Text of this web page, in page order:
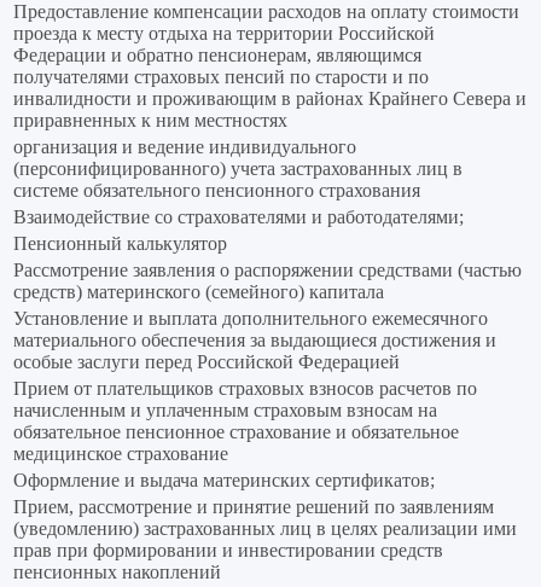
Предоставление компенсации расходов на оплату стоимости
проезда к месту отдыха на территории Российской
Федерации и обратно пенсионерам, являющимся
получателями страховых пенсий по старости и по
инвалидности и проживающим в районах Крайнего Севера и
приравненных к ним местностях
организация и ведение индивидуального
(персонифицированного) учета застрахованных лиц в
системе обязательного пенсионного страхования
Взаимодействие со страхователями и работодателями;
Пенсионный калькулятор
Рассмотрение заявления о распоряжении средствами (частью
средств) материнского (семейного) капитала
Установление и выплата дополнительного ежемесячного
материального обеспечения за выдающиеся достижения и
особые заслуги перед Российской Федерацией
Прием от плательщиков страховых взносов расчетов по
начисленным и уплаченным страховым взносам на
обязательное пенсионное страхование и обязательное
медицинское страхование
Оформление и выдача материнских сертификатов;
Прием, рассмотрение и принятие решений по заявлениям
(уведомлению) застрахованных лиц в целях реализации ими
прав при формировании и инвестировании средств
пенсионных накоплений